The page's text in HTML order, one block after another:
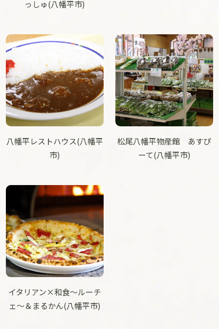
っしゅ(八幡平市)
八幡平レストハウス(八幡平
市)
松尾八幡平物産館 あすぴ
ーて(八幡平市)
イタリアン×和食～ルーチ
ェ～＆まるかん(八幡平市)